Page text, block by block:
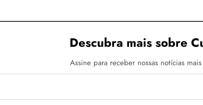
Descubra mais sobre
Assine para receber nossas notícias